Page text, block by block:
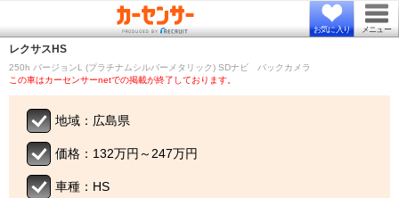
お気に入り メニュー
レクサス HS
250h バージョンL (プラチナムシルバーメタリック) SDナビ バックカメラ
この車はカーセンサーnetでの掲載が終了しております。
地域：広島県
価格：132万円～247万円
車種：HS